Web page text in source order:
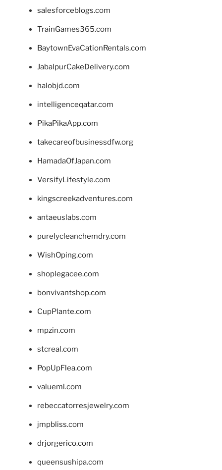
salesforceblogs.com
TrainGames365.com
BaytownEvaCationRentals.com
JabalpurCakeDelivery.com
halobjd.com
intelligenceqatar.com
PikaPikaApp.com
takecareofbusinessdfw.org
HamadaOfJapan.com
VersifyLifestyle.com
kingscreekadventures.com
antaeuslabs.com
purelycleanchemdry.com
WishOping.com
shoplegacee.com
bonvivantshop.com
CupPlante.com
mpzin.com
stcreal.com
PopUpFlea.com
valueml.com
rebeccatorresjewelry.com
jmpbliss.com
drjorgerico.com
queensushipa.com